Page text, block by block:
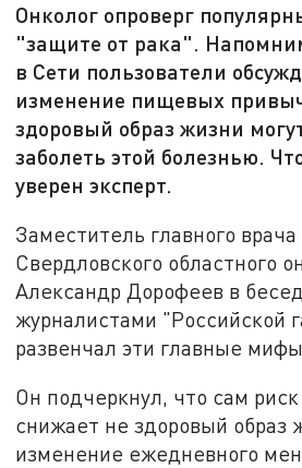
Онколог опроверг
"защите от рака".
в Сети пользователи
изменение пищевых
здоровый образ жизни
заболеть этой болезнью.
уверен эксперт.
Заместитель главного врача
Свердловского областного
Александр Дорофеев в
журналистами "Российской
развенчал эти главные
Он подчеркнул, что сам
снижает не здоровый образ
изменение ежедневного